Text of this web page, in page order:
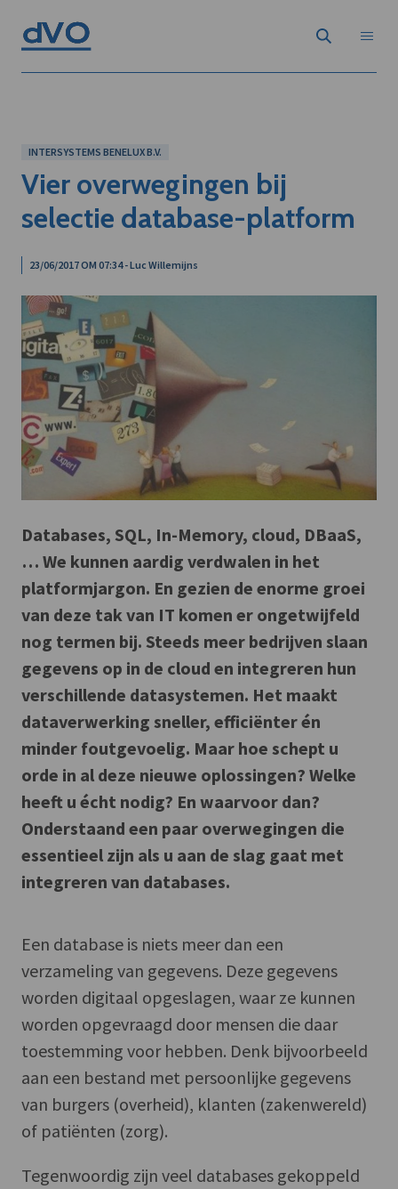
INTERSYSTEMS BENELUX B.V.
Vier overwegingen bij
selectie database-platform
23/06/2017 OM 07:34 - Luc Willemijns
Databases, SQL, In-Memory, cloud, DBaaS,
… We kunnen aardig verdwalen in het
platformjargon. En gezien de enorme groei
van deze tak van IT komen er ongetwijfeld
nog termen bij. Steeds meer bedrijven slaan
gegevens op in de cloud en integreren hun
verschillende datasystemen. Het maakt
dataverwerking sneller, efficiënter én
minder foutgevoelig. Maar hoe schept u
orde in al deze nieuwe oplossingen? Welke
heeft u écht nodig? En waarvoor dan?
Onderstaand een paar overwegingen die
essentieel zijn als u aan de slag gaat met
integreren van databases.
Een database is niets meer dan een
verzameling van gegevens. Deze gegevens
worden digitaal opgeslagen, waar ze kunnen
worden opgevraagd door mensen die daar
toestemming voor hebben. Denk bijvoorbeeld
aan een bestand met persoonlijke gegevens
van burgers (overheid), klanten (zakenwereld)
of patiënten (zorg).
Tegenwoordig zijn veel databases gekoppeld